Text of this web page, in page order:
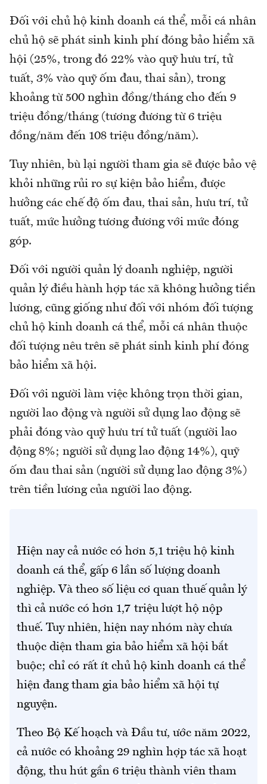
Đối với chủ hộ kinh doanh cá thể, mỗi cá nhân
chủ hộ sẽ phát sinh kinh phí đóng bảo hiểm xã
hội (25%, trong đó 22% vào quỹ hưu trí, tử
tuất, 3% vào quỹ ốm đau, thai sản), trong
khoảng từ 500 nghìn đồng/tháng cho đến 9
triệu đồng/tháng (tương đương từ 6 triệu
đồng/năm đến 108 triệu đồng/năm).
Tuy nhiên, bù lại người tham gia sẽ được bảo vệ
khỏi những rủi ro sự kiện bảo hiểm, được
hưởng các chế độ ốm đau, thai sản, hưu trí, tử
tuất, mức hưởng tương đương với mức đóng
góp.
Đối với người quản lý doanh nghiệp, người
quản lý điều hành hợp tác xã không hưởng tiền
lương, cũng giống như đối với nhóm đối tượng
chủ hộ kinh doanh cá thể, mỗi cá nhân thuộc
đối tượng nêu trên sẽ phát sinh kinh phí đóng
bảo hiểm xã hội.
Đối với người làm việc không trọn thời gian,
người lao động và người sử dụng lao động sẽ
phải đóng vào quỹ hưu trí tử tuất (người lao
động 8%; người sử dụng lao động 14%), quỹ
ốm đau thai sản (người sử dụng lao động 3%)
trên tiền lương của người lao động.
Hiện nay cả nước có hơn 5,1 triệu hộ kinh
doanh cá thể, gấp 6 lần số lượng doanh
nghiệp. Và theo số liệu cơ quan thuế quản lý
thì cả nước có hơn 1,7 triệu lượt hộ nộp
thuế. Tuy nhiên, hiện nay nhóm này chưa
thuộc diện tham gia bảo hiểm xã hội bắt
buộc; chỉ có rất ít chủ hộ kinh doanh cá thể
hiện đang tham gia bảo hiểm xã hội tự
nguyện.
Theo Bộ Kế hoạch và Đầu tư, ước năm 2022,
cả nước có khoảng 29 nghìn hợp tác xã hoạt
động, thu hút gần 6 triệu thành viên tham